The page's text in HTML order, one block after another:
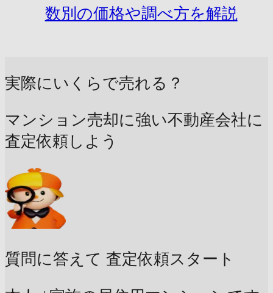
数別の価格や調べ方を解説
実際にいくらで売れる？
マンション売却に強い不動産会社に
査定依頼しよう
質問に答えて 査定依頼スタート